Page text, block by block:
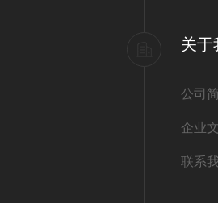
关于
公司
企业
联系